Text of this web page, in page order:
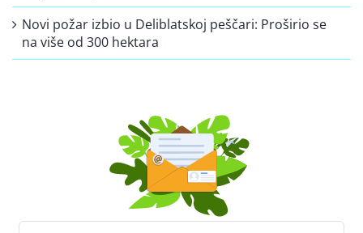
Novi požar izbio u Deliblatskoj peščari: Proširio se
na više od 300 hektara